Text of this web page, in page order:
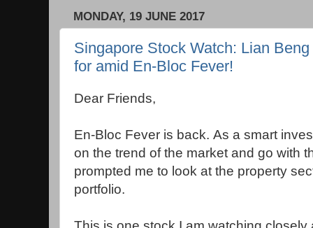
MONDAY, 19 JUNE 2017
Singapore Stock Watch: Lian
for amid En-Bloc Fever!
Dear Friends,
En-Bloc Fever is back. As a smart
on the trend of the market and go with
prompted me to look at the property
portfolio.